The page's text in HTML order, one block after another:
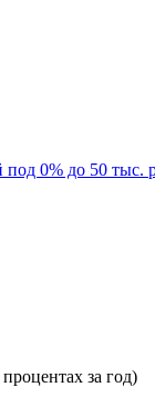
0% до 50 тыс.
за год)